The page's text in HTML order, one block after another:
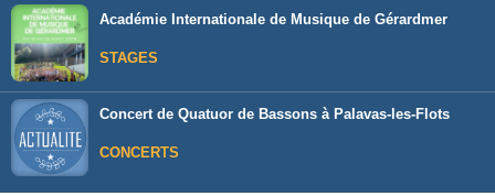
Académie Internationale de Musique de Gérardmer
STAGES
Concert de Quatuor de Bassons à Palavas-les-Flots
CONCERTS